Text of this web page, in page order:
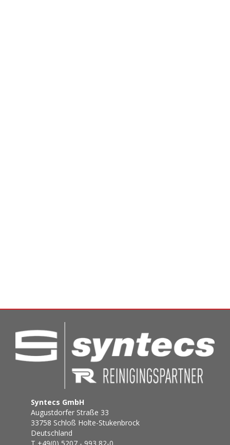
Syntecs GmbH
Augustdorfer Straße 33
33758 Schloß Holte-Stukenbrock
Deutschland